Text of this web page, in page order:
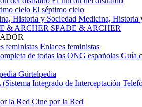
El séptimo cielo
Medicina, Historia
SPADE & ARCHER
Enlaces feministas
Guía
Gürtelpedia
Cine por la Red